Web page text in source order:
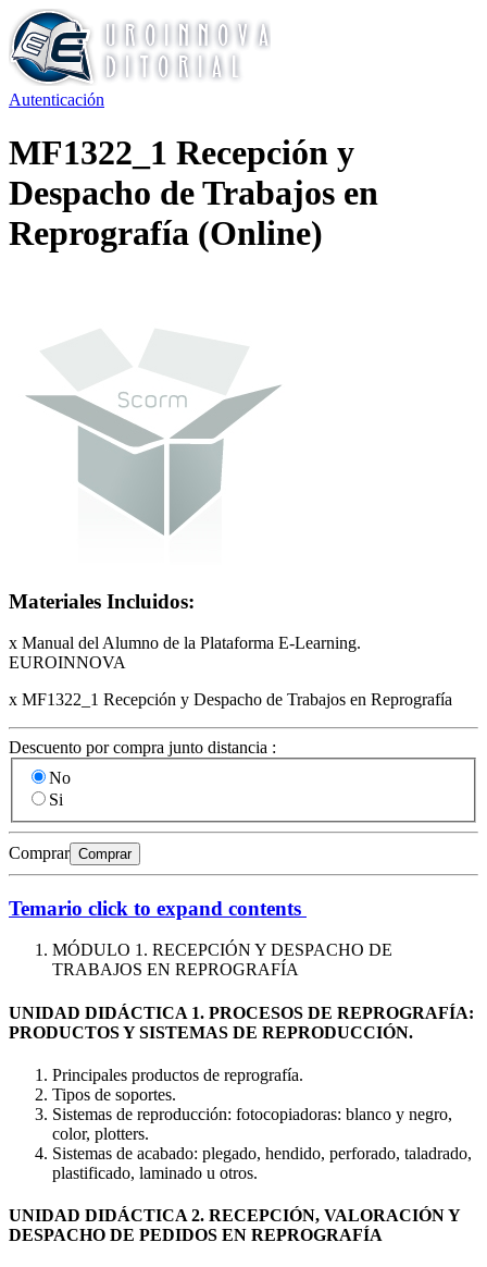
Autenticación
MF1322_1 Recepción y
Despacho de Trabajos en
Reprografía (Online)
Materiales Incluidos:
x Manual del Alumno de la Plataforma E-Learning.
EUROINNOVA
x MF1322_1 Recepción y Despacho de Trabajos en Reprografía
Descuento por compra junto distancia :
No
Si
Comprar Comprar
Temario click to expand contents
MÓDULO 1. RECEPCIÓN Y DESPACHO DE
TRABAJOS EN REPROGRAFÍA
UNIDAD DIDÁCTICA 1. PROCESOS DE REPROGRAFÍA:
PRODUCTOS Y SISTEMAS DE REPRODUCCIÓN.
Principales productos de reprografía.
Tipos de soportes.
Sistemas de reproducción: fotocopiadoras: blanco y negro,
color, plotters.
Sistemas de acabado: plegado, hendido, perforado, taladrado,
plastificado, laminado u otros.
UNIDAD DIDÁCTICA 2. RECEPCIÓN, VALORACIÓN Y
DESPACHO DE PEDIDOS EN REPROGRAFÍA